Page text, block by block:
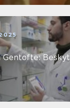
Gentofte: